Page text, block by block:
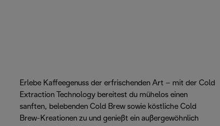
Erlebe Kaffeegenuss der erfrischenden Art – mit der Cold
Extraction Technology bereitest du mühelos einen
sanften, belebenden Cold Brew sowie köstliche Cold
Brew-Kreationen zu und genießt ein außergewöhnlich